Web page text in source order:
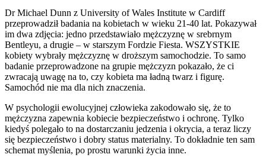
Dr Michael Dunn z University of Wales Institute w Cardiff
przeprowadził badania na kobietach w wieku 21-40 lat. Pokazywał
im dwa zdjęcia: jedno przedstawiało mężczyznę w srebrnym
Bentleyu, a drugie – w starszym Fordzie Fiesta. WSZYSTKIE
kobiety wybrały mężczyznę w droższym samochodzie. To samo
badanie przeprowadzone na grupie mężczyzn pokazało, że ci
zwracają uwagę na to, czy kobieta ma ładną twarz i figurę.
Samochód nie ma dla nich znaczenia.
W psychologii ewolucyjnej człowieka zakodowało się, że to
mężczyzna zapewnia kobiecie bezpieczeństwo i ochronę. Tylko
kiedyś polegało to na dostarczaniu jedzenia i okrycia, a teraz liczy
się bezpieczeństwo i dobry status materialny. To dokładnie ten sam
schemat myślenia, po prostu warunki życia inne.